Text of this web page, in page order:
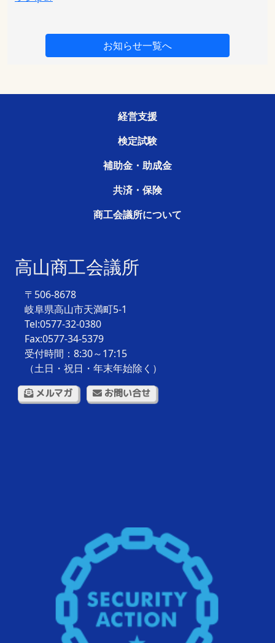
お知らせ一覧へ
経営支援
検定試験
補助金・助成金
共済・保険
商工会議所について
高山商工会議所
〒506-8678
岐阜県高山市天満町5-1
Tel:0577-32-0380
Fax:0577-34-5379
受付時間：8:30～17:15
（土日・祝日・年末年始除く）
メルマガ お問い合せ